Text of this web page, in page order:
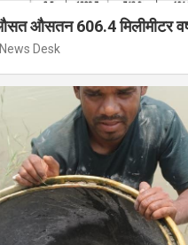
औसतन 606.4 मिलीमीटर
News Desk